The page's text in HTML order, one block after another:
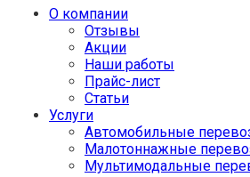
О компании
Отзывы
Акции
Наши работы
Прайс-лист
Статьи
Услуги
Автомобильные
Малотоннажные
Мультимодальные